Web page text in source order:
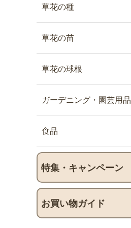
草花の種
草花の苗
草花の球根
ガーデニング・園芸用品
食品
特集・キャンペーン
お買い物ガイド